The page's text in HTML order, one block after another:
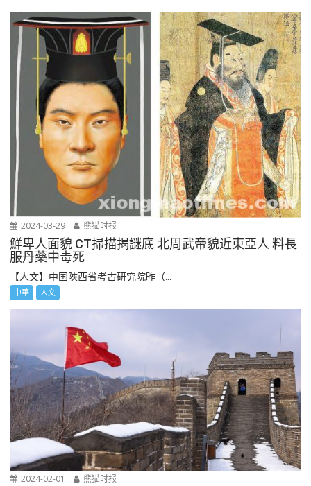
2024-03-29 熊猫时报
鮮卑人面貌 CT掃描揭謎底 北周武帝貌近東亞人 料長
服丹藥中毒死
【人文】中国陜西省考古研究院昨（...
中華 人文
2024-02-01 熊猫时报